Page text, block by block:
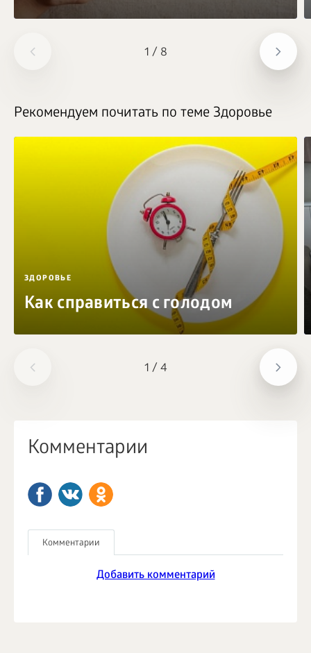
1 / 8
1 / 4
Рекомендуем почитать по теме Здоровье
ЗДОРОВЬЕ
Как справиться с голодом
Комментарии
Комментарии
Добавить комментарий